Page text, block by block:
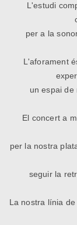
L'estudi
per a la
L'aforament
un espai de
El concert a
per la nostra
seguirla
La nostra línia